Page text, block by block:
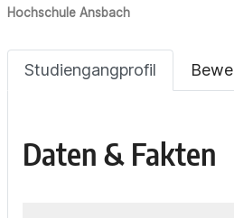
Hochschule Ansbach
Studiengangprofil
Daten & Fakten